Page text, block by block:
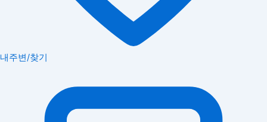
내주변/찾기